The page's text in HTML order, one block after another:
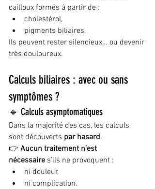
cailloux formés à partir de :
cholestérol,
pigments biliaires.
Ils peuvent rester silencieux… ou devenir
très douloureux.
Calculs biliaires : avec ou sans
symptômes ?
🔹 Calculs asymptomatiques
Dans la majorité des cas, les calculs
sont découverts par hasard.
👉 Aucun traitement n’est
nécessaire s’ils ne provoquent :
ni douleur,
ni complication.